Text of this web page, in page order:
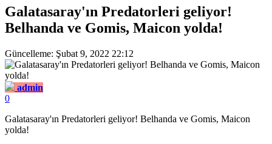
Galatasaray'ın Predatorleri geliyor!
Belhanda ve Gomis, Maicon yolda!
Güncelleme: Şubat 9, 2022 22:12
admin
0
Galatasaray'ın Predatorleri geliyor! Belhanda ve Gomis, Maicon
yolda!